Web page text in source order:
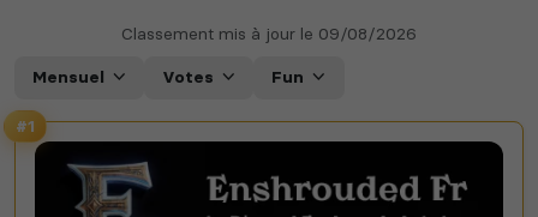
Classement mis à jour le 09/08/2026
Mensuel Votes Fun
#1